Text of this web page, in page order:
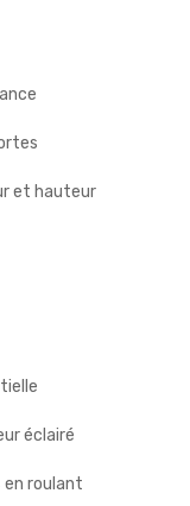
et hauteur
éclairé
en roulant